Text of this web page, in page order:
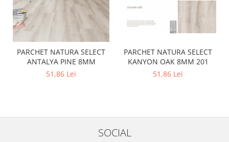
PARCHET NATURA SELECT
ANTALYA PINE 8MM
51,86 Lei
PARCHET NATURA SELECT
KANYON OAK 8MM 201
51,86 Lei
SOCIAL